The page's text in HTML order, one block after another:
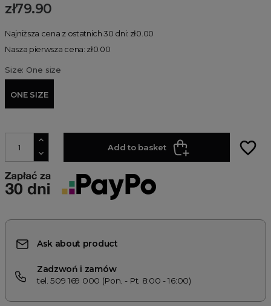
zł79.90
Najniższa cena z ostatnich 30 dni: zł0.00
Nasza pierwsza cena: zł0.00
Size: One size
ONE SIZE
Add to basket favorite_border
Ask about product
Zadzwoń i zamów
tel. 509 169 000 (Pon. - Pt. 8:00 - 16:00)